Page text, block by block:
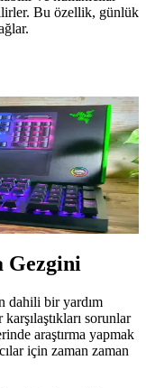
Bu özellik, günlük
Sorunlar ve
temel araçtır.
Sorunlar için etkili
Gezgini
dahili bir yardım
sorunlar
araştırma yapmak
için zaman zaman